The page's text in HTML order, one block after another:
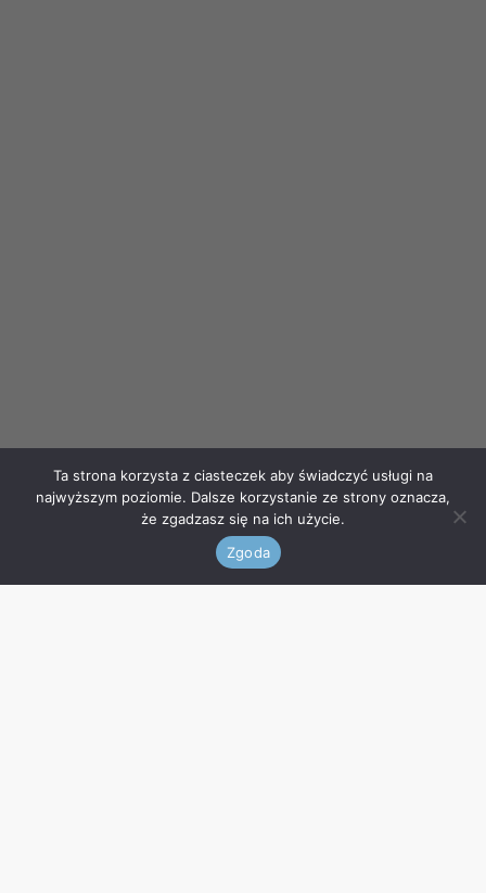
Ta strona korzysta z ciasteczek aby świadczyć usługi na
najwyższym poziomie. Dalsze korzystanie ze strony oznacza,
że zgadzasz się na ich użycie.
Zgoda